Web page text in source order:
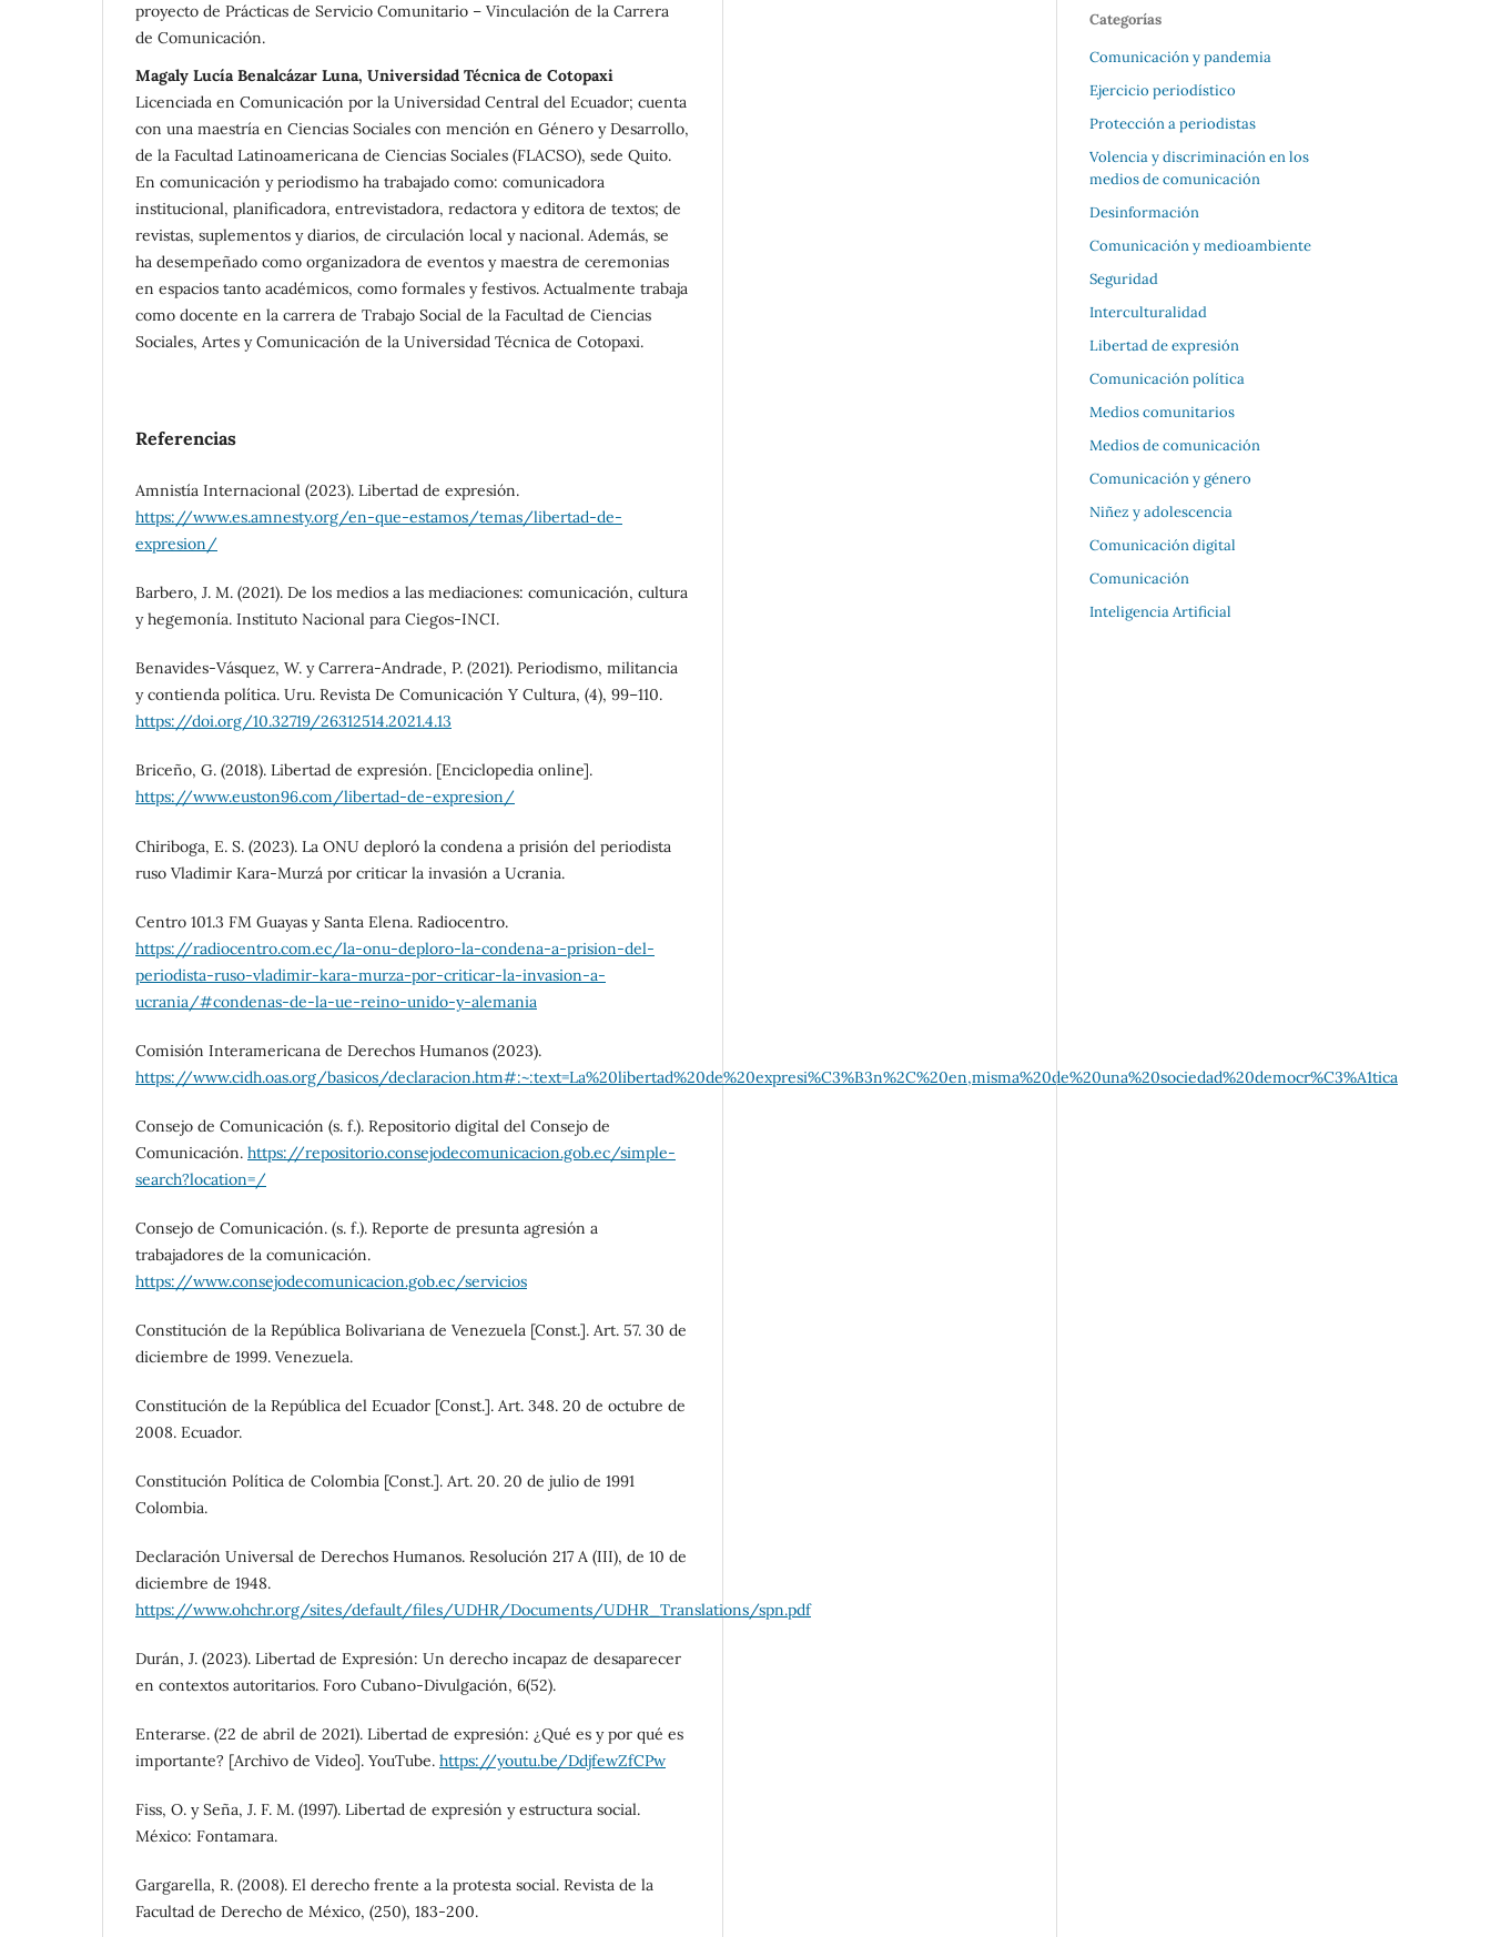
proyecto de Prácticas de Servicio Comunitario – Vinculación de la Carrera
de Comunicación.
Magaly Lucía Benalcázar Luna, Universidad Técnica de Cotopaxi
Licenciada en Comunicación por la Universidad Central del Ecuador; cuenta
con una maestría en Ciencias Sociales con mención en Género y Desarrollo,
de la Facultad Latinoamericana de Ciencias Sociales (FLACSO), sede Quito.
En comunicación y periodismo ha trabajado como: comunicadora
institucional, planificadora, entrevistadora, redactora y editora de textos; de
revistas, suplementos y diarios, de circulación local y nacional. Además, se
ha desempeñado como organizadora de eventos y maestra de ceremonias
en espacios tanto académicos, como formales y festivos. Actualmente trabaja
como docente en la carrera de Trabajo Social de la Facultad de Ciencias
Sociales, Artes y Comunicación de la Universidad Técnica de Cotopaxi.
Referencias
Amnistía Internacional (2023). Libertad de expresión.
https://www.es.amnesty.org/en-que-estamos/temas/libertad-de-
expresion/
Barbero, J. M. (2021). De los medios a las mediaciones: comunicación, cultura
y hegemonía. Instituto Nacional para Ciegos-INCI.
Benavides-Vásquez, W. y Carrera-Andrade, P. (2021). Periodismo, militancia
y contienda política. Uru. Revista De Comunicación Y Cultura, (4), 99–110.
https://doi.org/10.32719/26312514.2021.4.13
Briceño, G. (2018). Libertad de expresión. [Enciclopedia online].
https://www.euston96.com/libertad-de-expresion/
Chiriboga, E. S. (2023). La ONU deploró la condena a prisión del periodista
ruso Vladimir Kara-Murzá por criticar la invasión a Ucrania.
Centro 101.3 FM Guayas y Santa Elena. Radiocentro.
https://radiocentro.com.ec/la-onu-deploro-la-condena-a-prision-del-
periodista-ruso-vladimir-kara-murza-por-criticar-la-invasion-a-
ucrania/#condenas-de-la-ue-reino-unido-y-alemania
Comisión Interamericana de Derechos Humanos (2023).
https://www.cidh.oas.org/basicos/declaracion.htm#:~:text=La%20libertad%20de%20expresi%C3%B3n%2C%20en,misma%20de%20una%20sociedad%20democr%C3%A1tica
Consejo de Comunicación (s. f.). Repositorio digital del Consejo de
Comunicación. https://repositorio.consejodecomunicacion.gob.ec/simple-
search?location=/
Consejo de Comunicación. (s. f.). Reporte de presunta agresión a
trabajadores de la comunicación.
https://www.consejodecomunicacion.gob.ec/servicios
Constitución de la República Bolivariana de Venezuela [Const.]. Art. 57. 30 de
diciembre de 1999. Venezuela.
Constitución de la República del Ecuador [Const.]. Art. 348. 20 de octubre de
2008. Ecuador.
Constitución Política de Colombia [Const.]. Art. 20. 20 de julio de 1991
Colombia.
Declaración Universal de Derechos Humanos. Resolución 217 A (III), de 10 de
diciembre de 1948.
https://www.ohchr.org/sites/default/files/UDHR/Documents/UDHR_Translations/spn.pdf
Durán, J. (2023). Libertad de Expresión: Un derecho incapaz de desaparecer
en contextos autoritarios. Foro Cubano-Divulgación, 6(52).
Enterarse. (22 de abril de 2021). Libertad de expresión: ¿Qué es y por qué es
importante? [Archivo de Video]. YouTube. https://youtu.be/DdjfewZfCPw
Fiss, O. y Seña, J. F. M. (1997). Libertad de expresión y estructura social.
México: Fontamara.
Gargarella, R. (2008). El derecho frente a la protesta social. Revista de la
Facultad de Derecho de México, (250), 183-200.
Categorías
Comunicación y pandemia
Ejercicio periodístico
Protección a periodistas
Volencia y discriminación en los
medios de comunicación
Desinformación
Comunicación y medioambiente
Seguridad
Interculturalidad
Libertad de expresión
Comunicación política
Medios comunitarios
Medios de comunicación
Comunicación y género
Niñez y adolescencia
Comunicación digital
Comunicación
Inteligencia Artificial